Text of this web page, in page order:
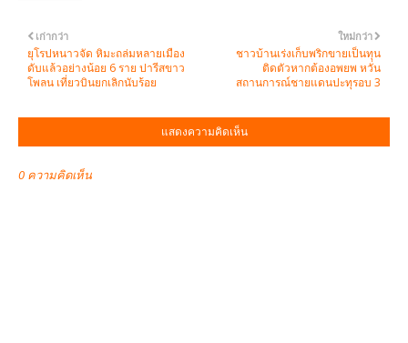
ใหม่กว่า
ชาวบ้านเร่งเก็บพริกขายเป็นทุน
ติดตัวหากต้องอพยพ หวั่น
สถานการณ์ชายแดนปะทุรอบ 3
เก่ากว่า
ยุโรปหนาวจัด หิมะถล่มหลายเมือง
ดับแล้วอย่างน้อย 6 ราย ปารีสขาว
โพลน เที่ยวบินยกเลิกนับร้อย
แสดงความคิดเห็น
0 ความคิดเห็น